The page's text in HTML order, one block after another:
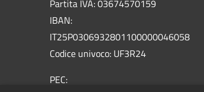
Partita IVA: 03674570159
IBAN:
IT25P0306932801100000046058
Codice univoco: UF3R24
PEC: